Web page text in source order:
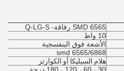
6565 SMD رقاقة- Q-LG-S
10 واط
الأشعة فوق البنفسجية
6565/6868 smd
هلام السيليكا أو الكوارتز